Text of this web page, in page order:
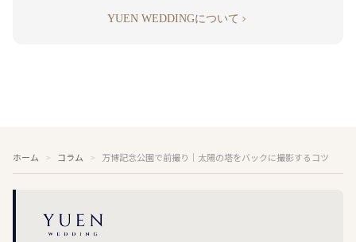
YUEN WEDDINGについて
ホーム コラム 万博記念公園で前撮り｜太陽の塔をバックに撮影するコツ